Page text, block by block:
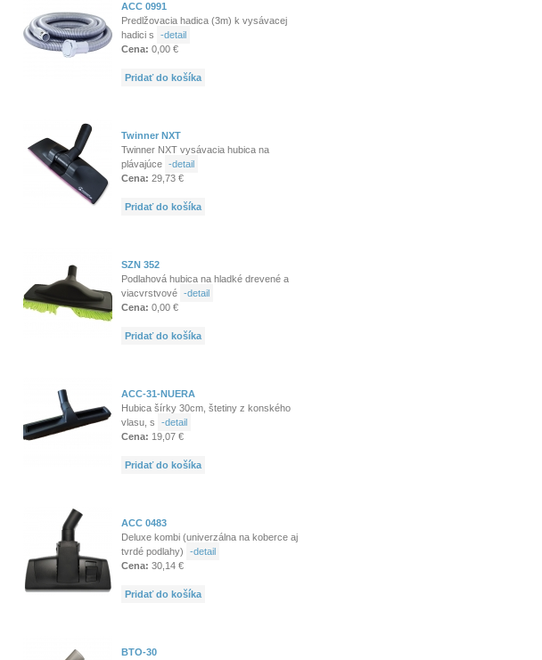
ACC 0991
Predlžovacia hadica (3m) k vysávacej
hadici s
-detail
Cena: 0,00 €
Pridať do košíka
Twinner NXT
Twinner NXT vysávacia hubica na
plávajúce -detail
Cena: 29,73 €
Pridať do košíka
SZN 352
Podlahová hubica na hladké drevené a
viacvrstvové -detail
Cena: 0,00 €
Pridať do košíka
ACC-31-NUERA
Hubica šírky 30cm, štetiny z konského
vlasu, s
-detail
Cena: 19,07 €
Pridať do košíka
ACC 0483
Deluxe kombi (univerzálna na koberce aj
tvrdé podlahy)
-detail
Cena: 30,14 €
Pridať do košíka
BTO-30